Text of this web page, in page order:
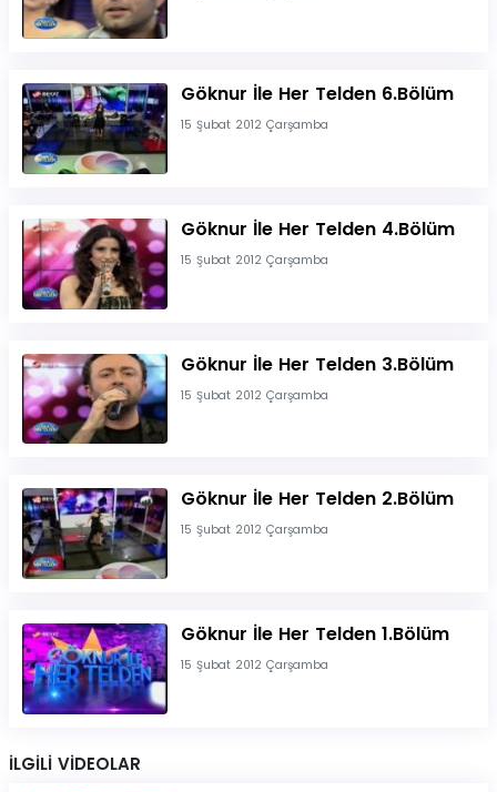
Göknur İle Her Telden 6.Bölüm
15 Şubat 2012 Çarşamba
Göknur İle Her Telden 4.Bölüm
15 Şubat 2012 Çarşamba
Göknur İle Her Telden 3.Bölüm
15 Şubat 2012 Çarşamba
Göknur İle Her Telden 2.Bölüm
15 Şubat 2012 Çarşamba
Göknur İle Her Telden 1.Bölüm
15 Şubat 2012 Çarşamba
İLGİLİ VİDEOLAR